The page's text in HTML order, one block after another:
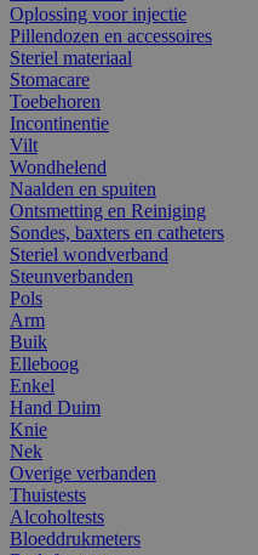
Oplossing voor injectie
Pillendozen en accessoires
Steriel materiaal
Stomacare
Toebehoren
Incontinentie
Vilt
Wondhelend
Naalden en spuiten
Ontsmetting en Reiniging
Sondes, baxters en catheters
Steriel wondverband
Steunverbanden
Pols
Arm
Buik
Elleboog
Enkel
Hand Duim
Knie
Nek
Overige verbanden
Thuistests
Alcoholtests
Bloeddrukmeters